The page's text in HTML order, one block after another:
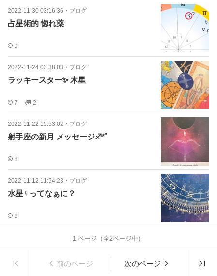
2022-11-30 03:16:36 ・ ブログ
占星術的 惚れ薬
9
2022-11-24 03:38:03 ・ ブログ
ラッキースター✨ 木星
7 2
2022-11-22 15:53:02 ・ ブログ
射手座の新月 メッセージ♐️*ﾟ
8
2022-11-12 11:54:23 ・ ブログ
水星☿ってなぁに？
6
1 ページ（全2ページ中）
前のページ 次のページ